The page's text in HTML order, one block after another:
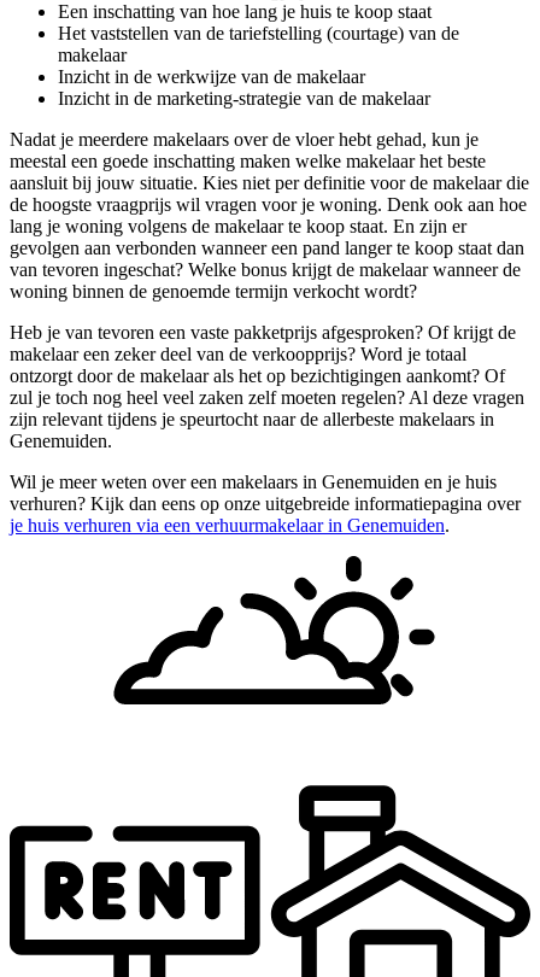
Een inschatting van hoe lang je huis te koop staat
Het vaststellen van de tariefstelling (courtage) van de
makelaar
Inzicht in de werkwijze van de makelaar
Inzicht in de marketing-strategie van de makelaar
Nadat je meerdere makelaars over de vloer hebt gehad, kun je
meestal een goede inschatting maken welke makelaar het beste
aansluit bij jouw situatie. Kies niet per definitie voor de makelaar die
de hoogste vraagprijs wil vragen voor je woning. Denk ook aan hoe
lang je woning volgens de makelaar te koop staat. En zijn er
gevolgen aan verbonden wanneer een pand langer te koop staat dan
van tevoren ingeschat? Welke bonus krijgt de makelaar wanneer de
woning binnen de genoemde termijn verkocht wordt?
Heb je van tevoren een vaste pakketprijs afgesproken? Of krijgt de
makelaar een zeker deel van de verkoopprijs? Word je totaal
ontzorgt door de makelaar als het op bezichtigingen aankomt? Of
zul je toch nog heel veel zaken zelf moeten regelen? Al deze vragen
zijn relevant tijdens je speurtocht naar de allerbeste makelaars in
Genemuiden.
Wil je meer weten over een makelaars in Genemuiden en je huis
verhuren? Kijk dan eens op onze uitgebreide informatiepagina over
je huis verhuren via een verhuurmakelaar in Genemuiden.